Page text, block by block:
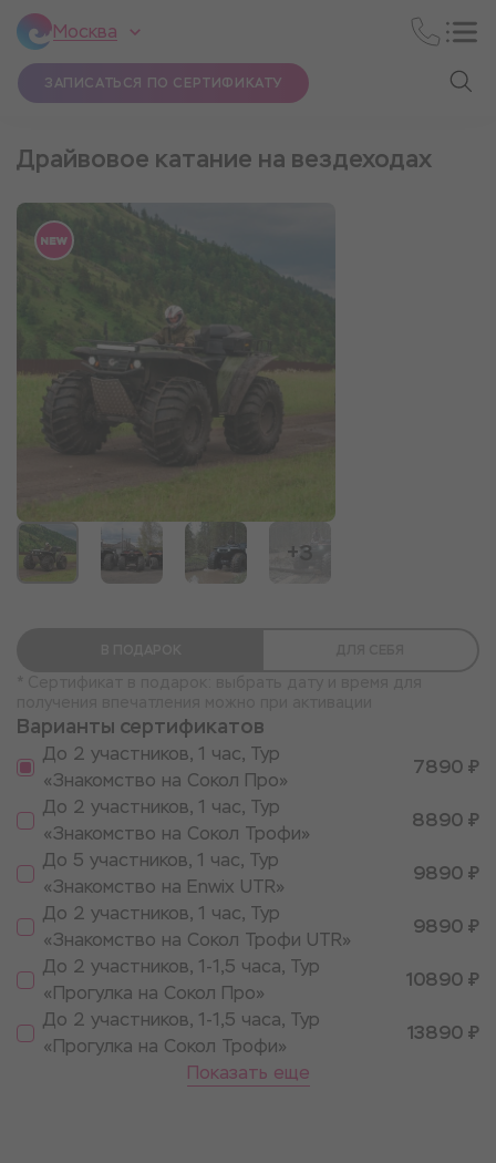
Москва
ЗАПИСАТЬСЯ ПО СЕРТИФИКАТУ
Драйвовое катание на вездеходах
+3
Варианты сертификатов
До 2 участников, 1 час, Тур
«Знакомство на Сокол Про»
7890 ₽
До 2 участников, 1 час, Тур
«Знакомство на Сокол Трофи»
8890 ₽
До 5 участников, 1 час, Тур
«Знакомство на Enwix UTR»
9890 ₽
До 2 участников, 1 час, Тур
«Знакомство на Сокол Трофи UTR»
9890 ₽
До 2 участников, 1-1,5 часа, Тур
«Прогулка на Сокол Про»
10890 ₽
До 2 участников, 1-1,5 часа, Тур
«Прогулка на Сокол Трофи»
13890 ₽
Показать еще